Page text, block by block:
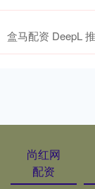
盒马配资 DeepL
尚红网
配资